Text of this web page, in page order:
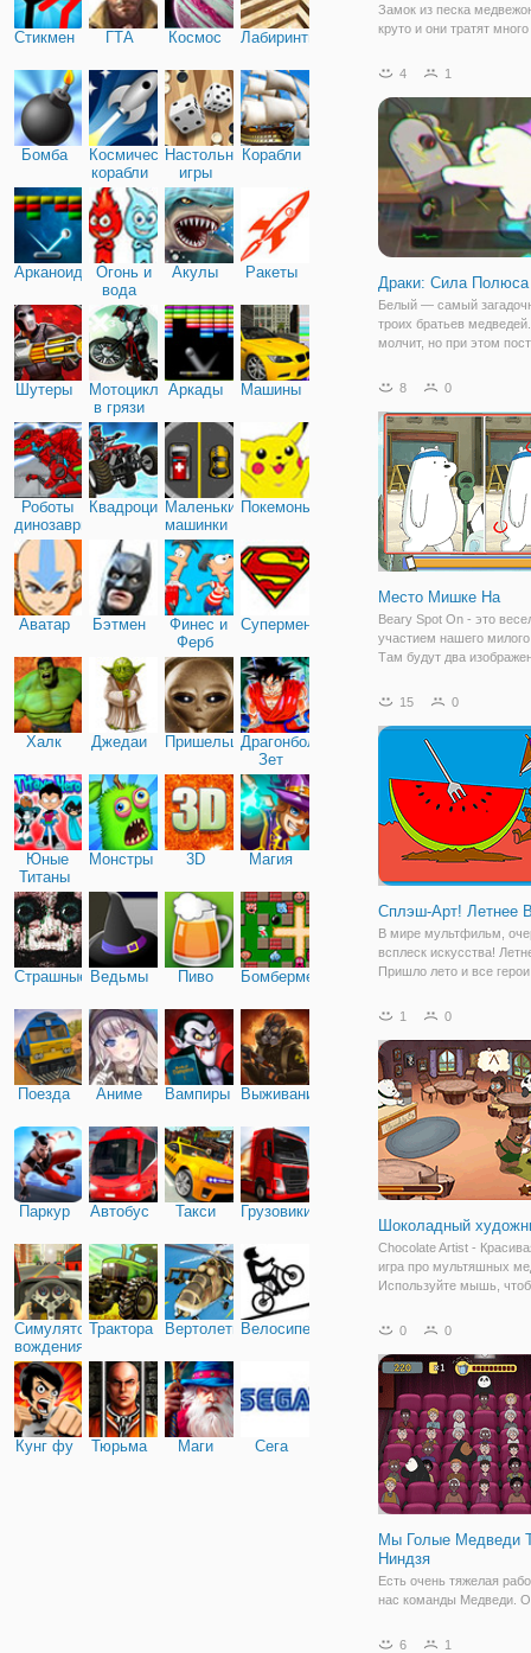
Стикмен ГТА Космос Лабиринты
Бомба
Космические
корабли
Настольные
игры
Корабли
Арканоид
Огонь и
вода
Акулы Ракеты
Шутеры
Мотоциклы
в грязи
Аркады Машины
Роботы
динозавры
КвадроциклыМаленькие
машинки
Покемоны
Аватар Бэтмен
Финес и
Ферб
Супермен
Халк Джедаи ПришельцыДрагонболл
Зет
Юные
Титаны
Монстры 3D Магия
Страшные Ведьмы Пиво Бомбермен
Поезда Аниме Вампиры Выживание
Паркур Автобус Такси Грузовики
Симулятор
вождения
Трактора ВертолетыВелосипед
Кунг фу Тюрьма Маги Сега
Замок из песка
круто и они тратят
посетители этого пляжа
это по-своему. Не
разрушить ваш
4 1
Драки: Сила Полюса
Белый — самый
троих братьев
молчит, но при этом
стороны. В игре "Сила
талант. Оказывается,
8 0
Место Мишке На
Beary Spot On - это
участием нашего
Там будут два
одинаковыми, только
разное число на каждом
15 0
Сплэш-Арт! Летнее
В мире мультфильм,
всплеск искусства!
Пришло лето и все герои
них наш любимый
пустился во все тяжкие
Летнее Время
1 0
Шоколадный
Chocolate Artist -
игра про мультяшных
Используйте мышь,
посетителей! Подавайте
шоколаде вместе с
0 0
Мы Голые Медведи
Ниндзя
Есть очень тяжелая
нас команды Медведи.
едут, их целью был
6 1